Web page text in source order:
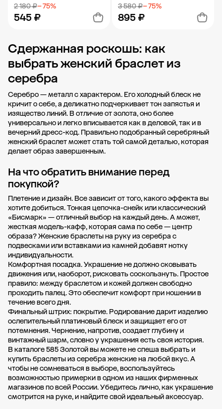
2 180 ₽− 75%
545 ₽
Добавить в корзину
3 580 ₽− 75%
895 ₽
Добавить в корзину
Сдержанная роскошь: как
выбрать женский браслет из
серебра
Серебро — металл с характером. Его холодный блеск не
кричит о себе, а деликатно подчеркивает тон запястья и
изящество линий. В отличие от золота, оно более
универсально и легко вписывается как в деловой, так и в
вечерний дресс-код. Правильно подобранный серебряный
женский браслет может стать той самой деталью, которая
делает образ завершенным.
На что обратить внимание перед
покупкой?
Плетение и дизайн. Все зависит от того, какого эффекта вы
хотите добиться. Тонкая цепочка-снейк или классический
«Бисмарк» — отличный выбор на каждый день. А может,
жесткая модель-кафф, которая сама по себе — центр
образа? Женские браслеты на руку из серебра с
подвесками или вставками из камней добавят нотку
индивидуальности.
Комфортная посадка. Украшение не должно сковывать
движения или, наоборот, рисковать соскользнуть. Простое
правило: между браслетом и кожей должен свободно
проходить палец. Это обеспечит комфорт при ношении в
течение всего дня.
Финальный штрих: покрытие. Родирование дарит изделию
ослепительный платиновый блеск и защищает его от
потемнения. Чернение, напротив, создает глубину и
винтажный шарм, словно у украшения есть своя история.
В каталоге 585 Золотой вы можете не спеша выбрать и
купить браслеты из серебра женские на любой вкус. А
чтобы не сомневаться в выборе, воспользуйтесь
возможностью примерки в одном из наших фирменных
магазинов по всей России. Убедитесь лично, как украшение
смотрится на руке, и найдите свой идеальный аксессуар.